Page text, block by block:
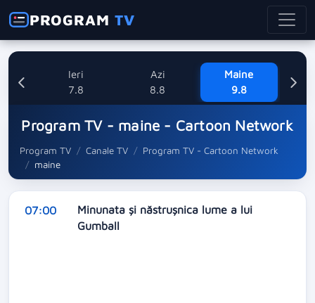
PROGRAMTV
Ieri
7.8
Azi
8.8
Maine
9.8
Program TV - maine - Cartoon Network
Program TV Canale TV
Program TV - Cartoon Network
maine
07:00
Minunata și năstrușnica lume a lui
Gumball